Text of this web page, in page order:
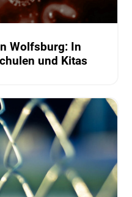
Wolfsburg: In
und Kitas